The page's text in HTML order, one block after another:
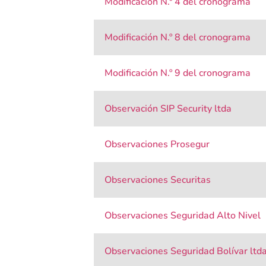
Modificación N.º 8 del cronograma
Modificación N.º 9 del cronograma
Observación SIP Security ltda
Observaciones Prosegur
Observaciones Securitas
Observaciones Seguridad Alto Nivel
Observaciones Seguridad Bolívar